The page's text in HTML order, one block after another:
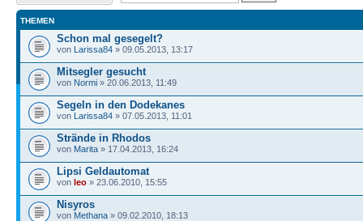
THEMEN
Schon mal gesegelt?
von Larissa84 » 09.05.2013, 13:17
Mitsegler gesucht
von Normi » 20.06.2013, 11:49
Segeln in den Dodekanes
von Larissa84 » 07.05.2013, 11:01
Strände in Rhodos
von Marita » 17.04.2013, 16:24
Lipsi Geldautomat
von leo » 23.06.2010, 15:55
Nisyros
von Methana » 09.02.2010, 18:13